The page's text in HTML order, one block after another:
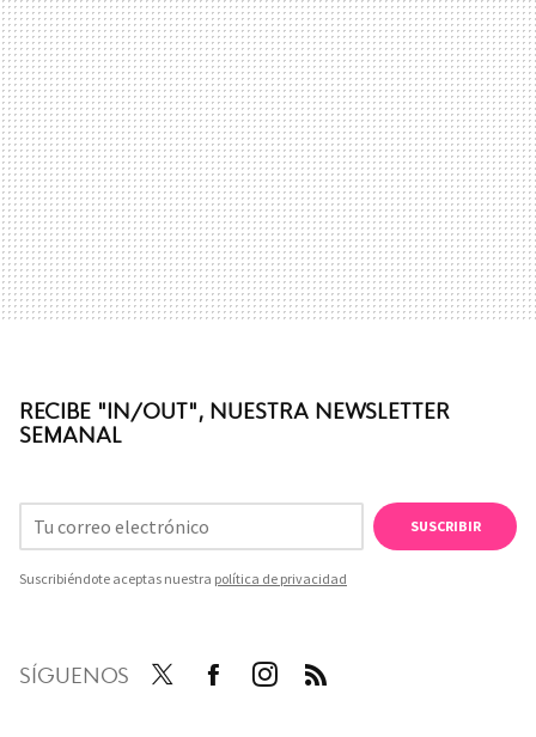
RECIBE "IN/OUT", NUESTRA NEWSLETTER
SEMANAL
SUSCRIBIR
Suscribiéndote aceptas nuestra política de privacidad
SÍGUENOS